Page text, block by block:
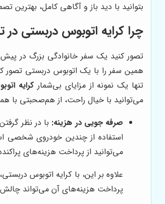
بتوانید با دید باز و آگاهی کامل، بهترین
چرا کرایه اتوبوس دربستی
تصور کنید یک سفر خانوادگی بزرگ در
همین سفر را با یک اتوبوس دربستی تصور
تنها یک نمونه از مزایای بی‌شمار کرایه
می‌توانید با خیال راحت، از هم‌صحبتی با
صرفه جویی در هزینه: با در نظر
استفاده از چندین خودروی شخصی
می‌توانید از پرداخت هزینه‌های
علاوه بر این، با کرایه اتوبوس
پرداخت هزینه‌های آن می‌تواند